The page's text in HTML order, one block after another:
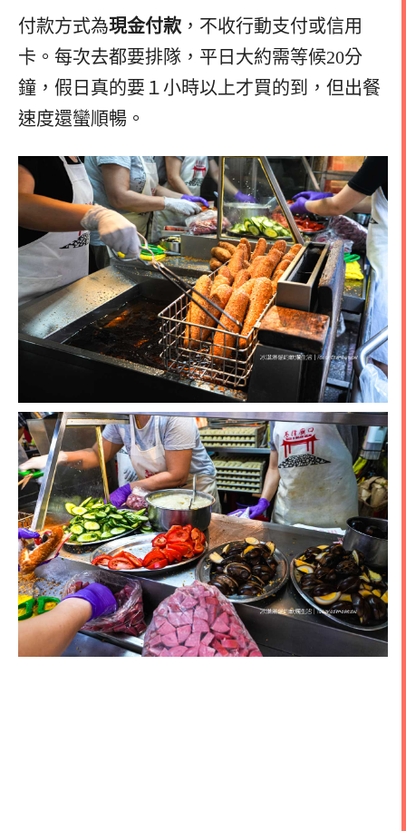
付款方式為現金付款 ，不收行動支付或信用
卡。每次去都要排隊，平日大約需等候20分
鐘，假日真的要１小時以上才買的到，但出餐
速度還蠻順暢。